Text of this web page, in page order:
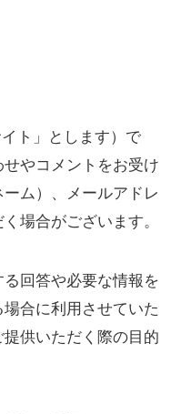
イト」とします）で
やコメントをお受け
ム）、メールアドレ
場合がございます。
回答や必要な情報を
合に利用させていた
供いただく際の目的